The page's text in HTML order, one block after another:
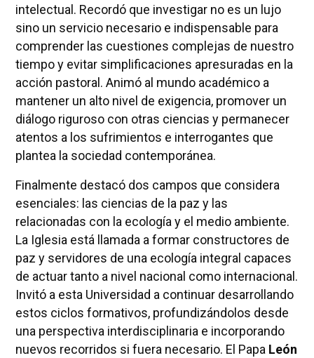
intelectual. Recordó que investigar no es un lujo
sino un servicio necesario e indispensable para
comprender las cuestiones complejas de nuestro
tiempo y evitar simplificaciones apresuradas en la
acción pastoral. Animó al mundo académico a
mantener un alto nivel de exigencia, promover un
diálogo riguroso con otras ciencias y permanecer
atentos a los sufrimientos e interrogantes que
plantea la sociedad contemporánea.
Finalmente destacó dos campos que considera
esenciales: las ciencias de la paz y las
relacionadas con la ecología y el medio ambiente.
La Iglesia está llamada a formar constructores de
paz y servidores de una ecología integral capaces
de actuar tanto a nivel nacional como internacional.
Invitó a esta Universidad a continuar desarrollando
estos ciclos formativos, profundizándolos desde
una perspectiva interdisciplinaria e incorporando
nuevos recorridos si fuera necesario. El Papa León